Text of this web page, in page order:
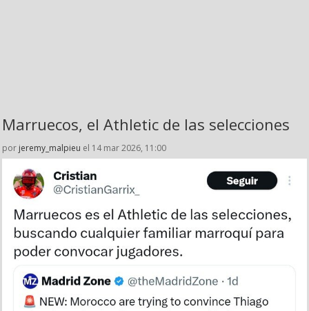
Marruecos, el Athletic de las selecciones
por jeremy_malpieu el 14 mar 2026, 11:00